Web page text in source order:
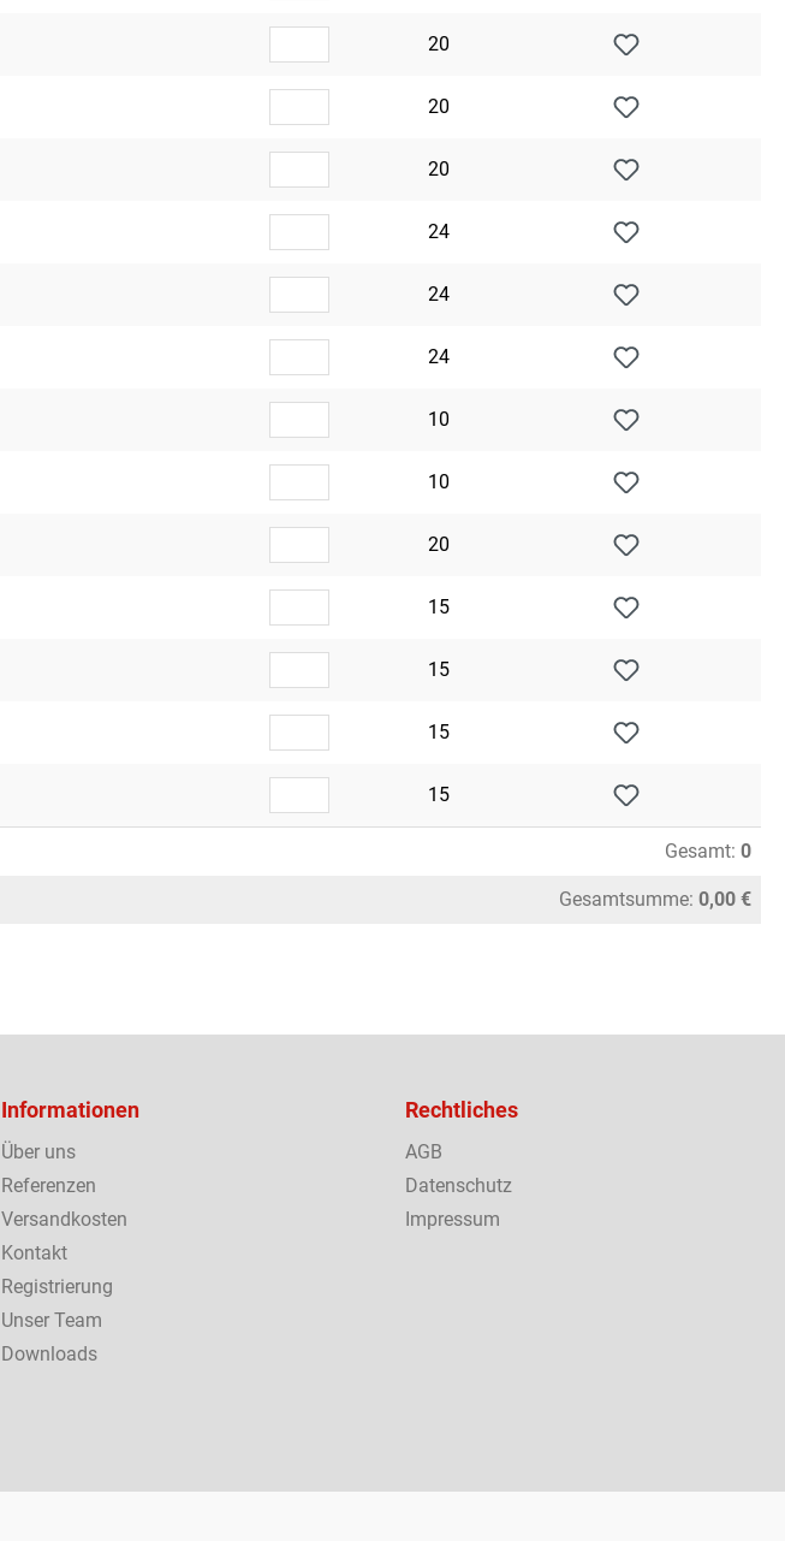
20
20
20
24
24
24
10
10
20
15
15
15
15
Gesamt: 0
Gesamtsumme: 0,00 €
Informationen
Über uns
Referenzen
Versandkosten
Kontakt
Registrierung
Unser Team
Downloads
Rechtliches
AGB
Datenschutz
Impressum